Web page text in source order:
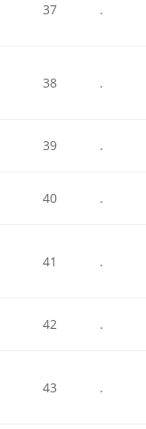
37 .
38 .
39 .
40 .
41 .
42 .
43 .